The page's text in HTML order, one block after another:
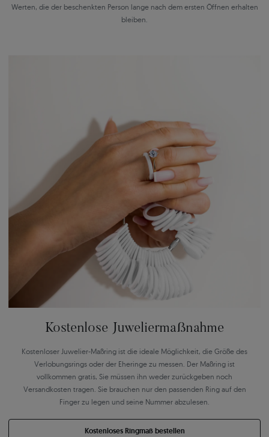
Werten, die der beschenkten Person lange nach dem ersten Öffnen erhalten
bleiben.
Kostenlose Juweliermaßnahme
Kostenloser Juwelier-Maßring ist die ideale Möglichkeit, die Größe des
Verlobungsrings oder der Eheringe zu messen. Der Maßring ist
vollkommen gratis, Sie müssen ihn weder zurückgeben noch
Versandkosten tragen. Sie brauchen nur den passenden Ring auf den
Finger zu legen und seine Nummer abzulesen.
Kostenloses Ringmaß bestellen